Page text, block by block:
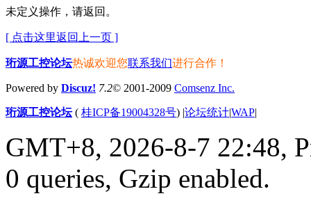
未定义操作，请返回。
[ 点击这里返回上一页 ]
珩源工控论坛热诚欢迎您联系我们进行合作！
Powered by Discuz! 7.2© 2001-2009 Comsenz Inc.
珩源工控论坛( 桂ICP备19004328号) |论坛统计|WAP|
GMT+8, 2026-8-7 22:48,
0 queries, Gzip enabled.